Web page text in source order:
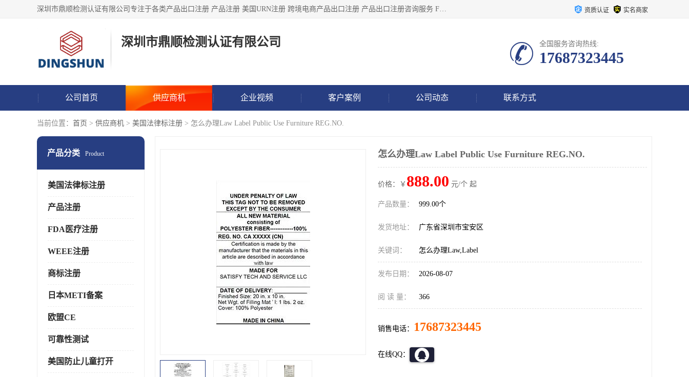
深圳市鼎顺检测认证有限公司专注于各类产品出口注册 产品注册 美国URN注册 跨境电商产品出口注册 产品出口注册咨询服务 FDA食品注册等我们是一家商务服务公司，为客户提供商标注册，本公司实力雄厚，能满足客户多种需求。 资质认证 实名商家
深圳市鼎顺检测认证有限公司 全国服务咨询热线:
17687323445
公司首页 供应商机 企业视频 客户案例 公司动态 联系方式
当前位置： 首页 > 供应商机 > 美国法律标注册 > 怎么办理Law Label Public Use Furniture REG.NO.
产品分类 Product
美国法律标注册
产品注册
FDA医疗注册
WEEE注册
商标注册
日本METI备案
欧盟CE
可靠性测试
美国防止儿童打开
怎么办理Law Label Public Use Furniture REG.NO.
价格：￥ 888.00 元/个 起
产品数量： 999.00个
发货地址： 广东省深圳市宝安区
关键词： 怎么办理Law,Label
发布日期： 2026-08-07
阅 读 量： 366
销售电话： 17687323445
在线QQ：